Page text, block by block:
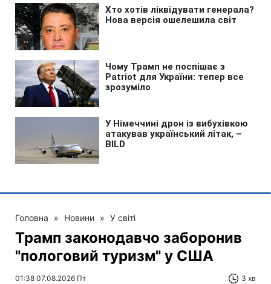
Головна » Новини » У світі
Трамп законодавчо заборонив
"пологовий туризм" у США
01:38 07.08.2026 Пт 3 хв